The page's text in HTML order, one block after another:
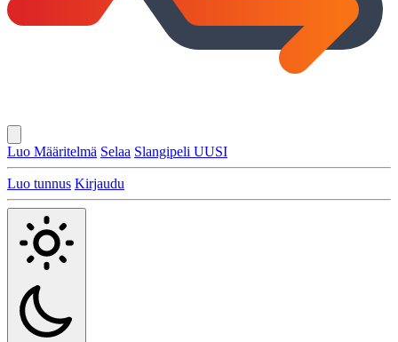
Luo Määritelmä Selaa Slangipeli UUSI
Luo tunnus Kirjaudu